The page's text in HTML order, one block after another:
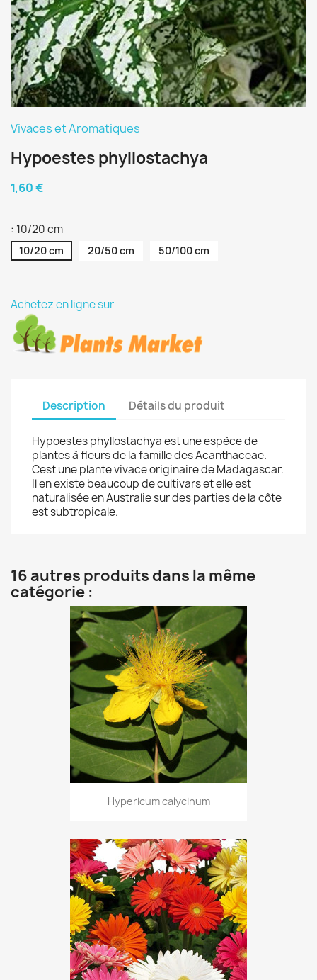
Vivaces et Aromatiques
Hypoestes phyllostachya
1,60 €
: 10/20 cm
10/20 cm 20/50 cm 50/100 cm
Achetez en ligne sur
Description Détails du produit
Hypoestes phyllostachya est une espèce de
plantes à fleurs de la famille des Acanthaceae.
Cest une plante vivace originaire de Madagascar.
Il en existe beaucoup de cultivars et elle est
naturalisée en Australie sur des parties de la côte
est subtropicale.
16 autres produits dans la même
catégorie :
Hypericum calycinum